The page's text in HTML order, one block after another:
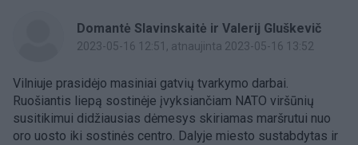
Domantė Slavinskaitė ir Valerij Gluškevič
2023-05-16 12:51 , atnaujinta 2023-05-16 13:52
Vilniuje prasidėjo masiniai gatvių tvarkymo darbai.
Ruošiantis liepą sostinėje įvyksiančiam NATO viršūnių
susitikimui didžiausias dėmesys skiriamas maršrutui nuo
oro uosto iki sostinės centro. Dalyje miesto sustabdytas ir